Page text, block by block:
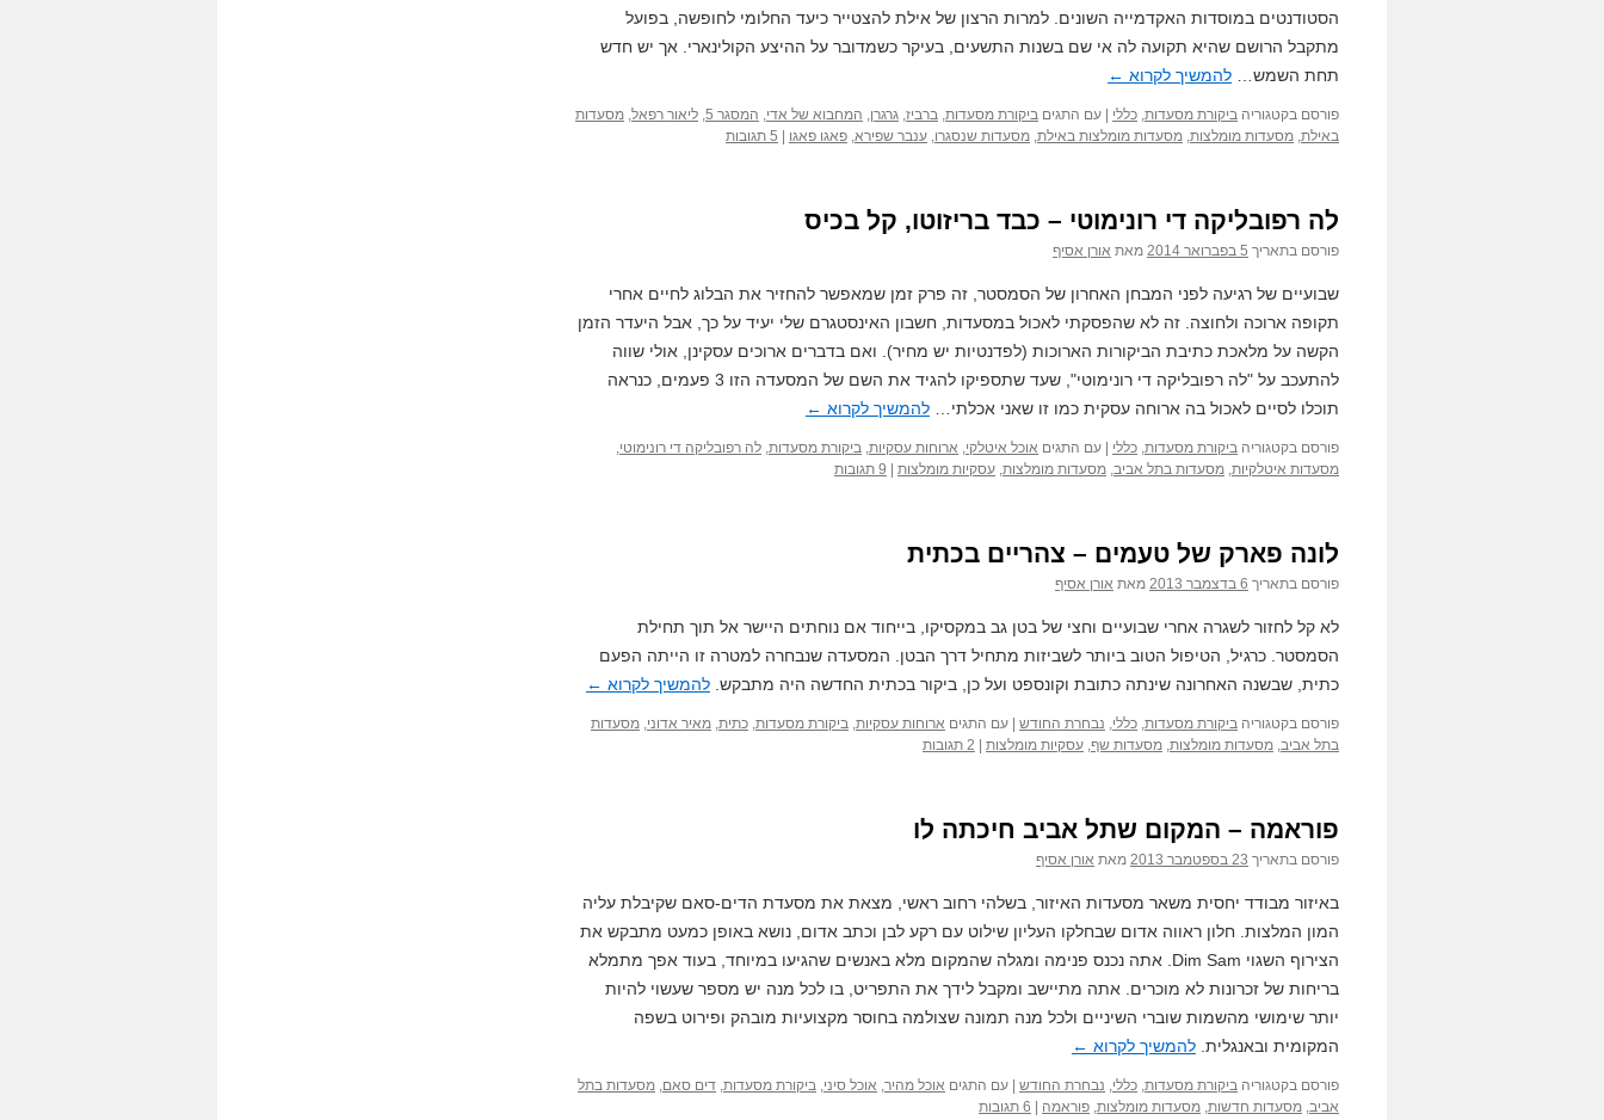
הסטודנטים במוסדות האקדמייה השונים. למרות הרצון של אילת להצטייר כיעד החלומי לחופשה, בפועל
מתקבל הרושם שהיא תקועה לה אי שם בשנות התשעים, בעיקר כשמדובר על ההיצע הקולינארי. אך יש חדש
תחת השמש… להמשיך לקרוא ←
פורסם בקטגוריה ביקורת מסעדות, כללי עם התגים ביקורת מסעדות, ברביז, גרגרן, המחבוא של אדי, המסגר 5 , ליאור רפאל, מסעדות
באילת, מסעדות מומלצות, מסעדות מומלצות באילת, מסעדות שנסגרו, ענבר שפירא, פאגו פאגו 5 תגובות
לה רפובליקה די רונימוטי – כבד בריזוטו, קל בכיס
פורסם בתאריך 5 בפברואר 2014 מאת אורן אסיף
שבועיים של רגיעה לפני המבחן האחרון של הסמסטר, זה פרק זמן שמאפשר להחזיר את הבלוג לחיים אחרי
תקופה ארוכה ולחוצה. זה לא שהפסקתי לאכול במסעדות, חשבון האינסטגרם שלי יעיד על כך, אבל היעדר הזמן
הקשה על מלאכת כתיבת הביקורות הארוכות (לפדנטיות יש מחיר). ואם בדברים ארוכים עסקינן, אולי שווה
להתעכב על "לה רפובליקה די רונימוטי", שעד שתספיקו להגיד את השם של המסעדה הזו 3 פעמים, כנראה
תוכלו לסיים לאכול בה ארוחה עסקית כמו זו שאני אכלתי… להמשיך לקרוא ←
פורסם בקטגוריה ביקורת מסעדות, כללי עם התגים אוכל איטלקי, ארוחות עסקיות, ביקורת מסעדות, לה רפובליקה די רונימוטי,
מסעדות איטלקיות, מסעדות בתל אביב, מסעדות מומלצות, עסקיות מומלצות 9 תגובות
לונה פארק של טעמים – צהריים בכתית
פורסם בתאריך 6 בדצמבר 2013 מאת אורן אסיף
לא קל לחזור לשגרה אחרי שבועיים וחצי של בטן גב במקסיקו, בייחוד אם נוחתים היישר אל תוך תחילת
הסמסטר. כרגיל, הטיפול הטוב ביותר לשביזות מתחיל דרך הבטן. המסעדה שנבחרה למטרה זו הייתה הפעם
כתית, שבשנה האחרונה שינתה כתובת וקונספט ועל כן, ביקור בכתית החדשה היה מתבקש. להמשיך לקרוא ←
פורסם בקטגוריה ביקורת מסעדות, כללי, נבחרת החודש עם התגים ארוחות עסקיות, ביקורת מסעדות, כתית, מאיר אדוני, מסעדות
בתל אביב, מסעדות מומלצות, מסעדות שף, עסקיות מומלצות 2 תגובות
פוראמה – המקום שתל אביב חיכתה לו
פורסם בתאריך 23 בספטמבר 2013 מאת אורן אסיף
באיזור מבודד יחסית משאר מסעדות האיזור, בשלהי רחוב ראשי, מצאת את מסעדת הדים-סאם שקיבלת עליה
המון המלצות. חלון ראווה אדום שבחלקו העליון שילוט עם רקע לבן וכתב אדום, נושא באופן כמעט מתבקש את
הצירוף השגוי Dim Sam. אתה נכנס פנימה ומגלה שהמקום מלא באנשים שהגיעו במיוחד, בעוד אפך מתמלא
בריחות של זכרונות לא מוכרים. אתה מתיישב ומקבל לידך את התפריט, בו לכל מנה יש מספר שעשוי להיות
יותר שימושי מהשמות שוברי השיניים ולכל מנה תמונה שצולמה בחוסר מקצועיות מובהק ופירוט בשפה
המקומית ובאנגלית. להמשיך לקרוא ←
פורסם בקטגוריה ביקורת מסעדות, כללי, נבחרת החודש עם התגים אוכל מהיר, אוכל סיני, ביקורת מסעדות, דים סאם, מסעדות בתל
אביב, מסעדות חדשות, מסעדות מומלצות, פוראמה 6 תגובות